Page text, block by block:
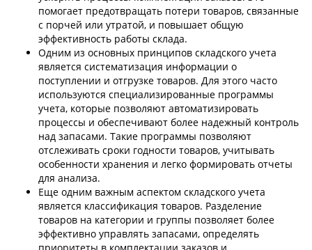
помогает предотвращать потери товаров, связанные
с порчей или утратой, и повышает общую
эффективность работы склада.
Одним из основных принципов складского учета
является систематизация информации о
поступлении и отгрузке товаров. Для этого часто
используются специализированные программы
учета, которые позволяют автоматизировать
процессы и обеспечивают более надежный контроль
над запасами. Такие программы позволяют
отслеживать сроки годности товаров, учитывать
особенности хранения и легко формировать отчеты
для анализа.
Еще одним важным аспектом складского учета
является классификация товаров. Разделение
товаров на категории и группы позволяет более
эффективно управлять запасами, определять